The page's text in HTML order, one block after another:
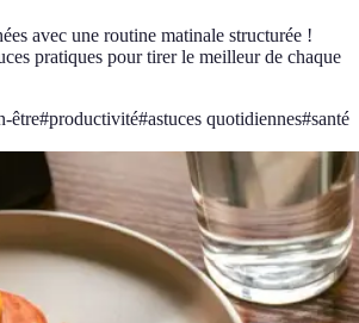
avec une routine matinale structurée !
pratiques pour tirer le meilleur de chaque
être#productivité#astuces quotidiennes#santé